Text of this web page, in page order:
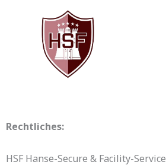
Rechtliches:
HSF Hanse-Secure & Facility-Service